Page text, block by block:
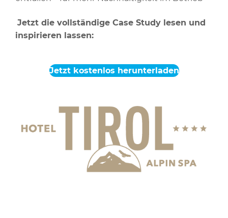
Jetzt die vollständige Case Study lesen und
inspirieren lassen:
Jetzt kostenlos herunterladen